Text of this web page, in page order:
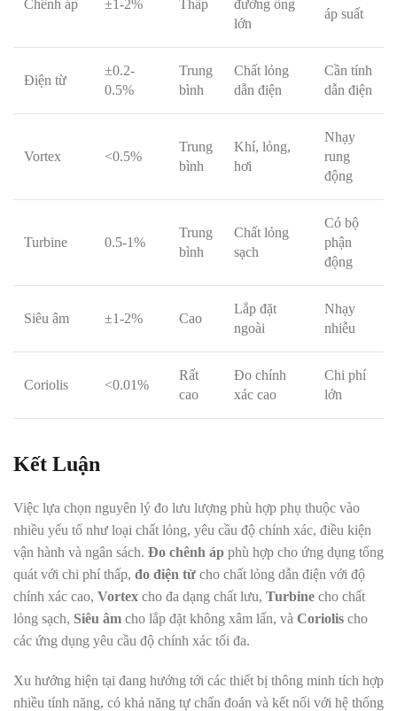
Chênh áp ±1-2% Thấp
đường ống
lớn
áp suất
Điện từ
±0.2-
0.5%
Trung
bình
Chất lỏng
dẫn điện
Cần tính
dẫn điện
Vortex <0.5%
Trung
bình
Khí, lỏng,
hơi
Nhạy
rung
động
Turbine 0.5-1%
Trung
bình
Chất lỏng
sạch
Có bộ
phận
động
Siêu âm ±1-2% Cao
Lắp đặt
ngoài
Nhạy
nhiễu
Coriolis <0.01%
Rất
cao
Đo chính
xác cao
Chi phí
lớn
Kết Luận
Việc lựa chọn nguyên lý đo lưu lượng phù hợp phụ thuộc vào
nhiều yếu tố như loại chất lỏng, yêu cầu độ chính xác, điều kiện
vận hành và ngân sách. Đo chênh áp phù hợp cho ứng dụng tổng
quát với chi phí thấp, đo điện từ cho chất lỏng dẫn điện với độ
chính xác cao, Vortex cho đa dạng chất lưu, Turbine cho chất
lỏng sạch, Siêu âm cho lắp đặt không xâm lấn, và Coriolis cho
các ứng dụng yêu cầu độ chính xác tối đa.
Xu hướng hiện tại đang hướng tới các thiết bị thông minh tích hợp
nhiều tính năng, có khả năng tự chẩn đoán và kết nối với hệ thống